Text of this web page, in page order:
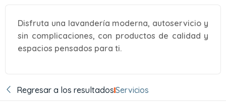
Disfruta una lavandería moderna, autoservicio y
sin complicaciones, con productos de calidad y
espacios pensados para ti.
Regresar a los resultadosServicios